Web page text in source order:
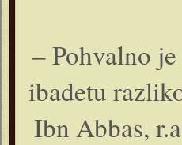
– Pohvalno
ibadetu
Ibn Abbas,